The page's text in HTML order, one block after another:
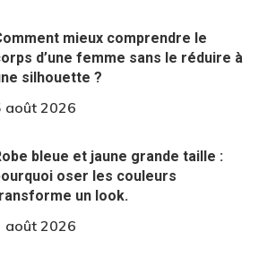
mieux comprendre le
d’une femme sans le réduire à
silhouette ?
août 2026
bleue et jaune grande taille :
oser les couleurs
un look.
août 2026